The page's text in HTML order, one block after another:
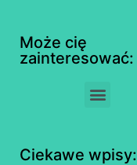
Może cię
zainteresować:
Ciekawe wpisy: